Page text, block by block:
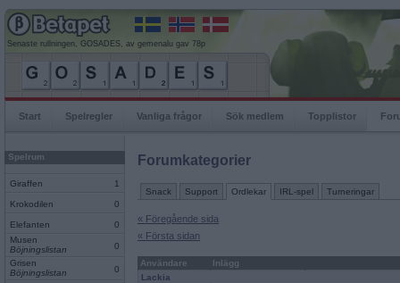
Senaste rullningen, GOSADES, av gemenalu gav 78p
Start Spelregler Vanliga frågor Sök medlem Topplistor
Spelrum
Giraffen 1
Krokodilen 0
Elefanten
0
Musen
Böjningslistan
0
Grisen
Böjningslistan
0
Forumkategorier
Snack Support Ordlekar IRL-spel Turneringar
« Föregående sida
« Första sidan
Användare
Inlägg
Lackia